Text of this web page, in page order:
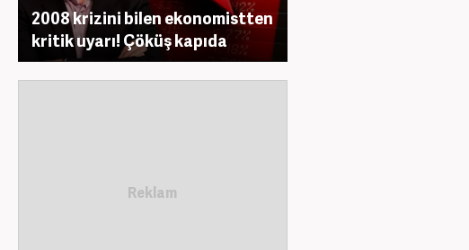
2008 krizini bilen ekonomistten
kritik uyarı! Çöküş kapıda